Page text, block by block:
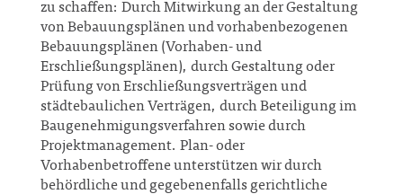
zu schaffen: Durch Mitwirkung an der Gestaltung
von Bebauungsplänen und vorhabenbezogenen
Bebauungsplänen (Vorhaben- und
Erschließungsplänen), durch Gestaltung oder
Prüfung von Erschließungsverträgen und
städtebaulichen Verträgen, durch Beteiligung im
Baugenehmigungsverfahren sowie durch
Projektmanagement. Plan- oder
Vorhabenbetroffene unterstützen wir durch
behördliche und gegebenenfalls gerichtliche